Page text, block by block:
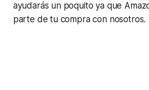
ayudarás un poquito ya que
parte de tu compra con nosotros.